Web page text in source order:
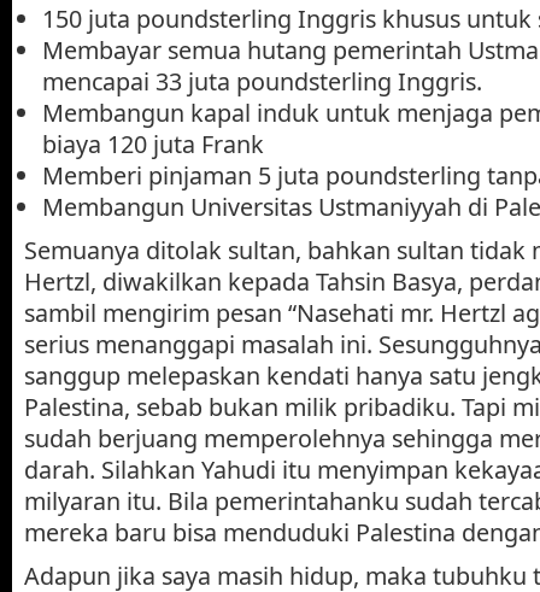
150 juta poundsterling Inggris khusus untuk
Membayar semua hutang pemerintah
mencapai 33 juta poundsterling Inggris.
Membangun kapal induk untuk menjaga
biaya 120 juta Frank
Memberi pinjaman 5 juta poundsterling
Membangun Universitas Ustmaniyyah di
Semuanya ditolak sultan, bahkan sultan tidak
Hertzl, diwakilkan kepada Tahsin Basya,
sambil mengirim pesan “Nasehati mr. Hertzl
serius menanggapi masalah ini.
sanggup melepaskan kendati hanya satu
Palestina, sebab bukan milik pribadiku. Tapi
sudah berjuang memperolehnya sehingga
darah. Silahkan Yahudi itu menyimpan
milyaran itu. Bila pemerintahanku sudah
mereka baru bisa menduduki Palestina
Adapun jika saya masih hidup, maka